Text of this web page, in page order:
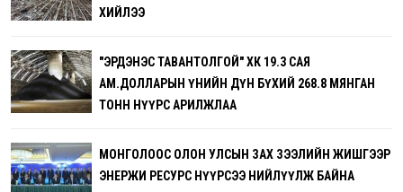
ХИЙЛЭЭ
"ЭРДЭНЭС ТАВАНТОЛГОЙ" ХК 19.3 САЯ
АМ.ДОЛЛАРЫН ҮНИЙН ДҮН БҮХИЙ 268.8 МЯНГАН
ТОНН НҮҮРС АРИЛЖЛАА
МОНГОЛООС ОЛОН УЛСЫН ЗАХ ЗЭЭЛИЙН ЖИШГЭЭР
ЭНЕРЖИ РЕСУРС НҮҮРСЭЭ НИЙЛҮҮЛЖ БАЙНА